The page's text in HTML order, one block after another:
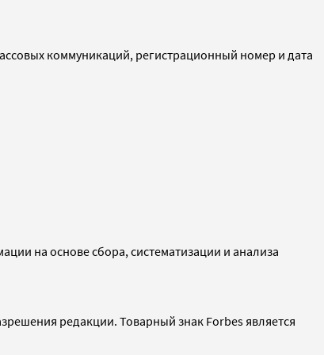
коммуникаций, регистрационный номер и дата
на основе сбора, систематизации и анализа
редакции. Товарный знак Forbes является